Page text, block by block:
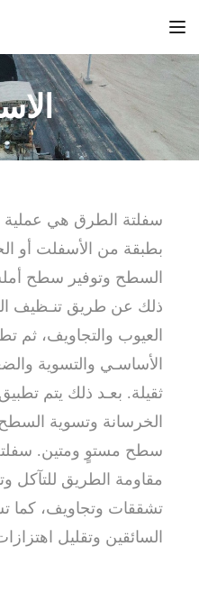
سفلتة الطرق هي
بطبقة من الأسفلت أو
السطح وتوفير سطح
ذلك عن طريق تنـظيف
العيوب والتجاويف، ثم
الأساسـي والتسوية
ثقيلة. بعـد ذلك يتم
الخرسانة وتسوية
سطح مستوٍ ومتين.
مقاومة الطريق للتآكل
تشققات وتجاويف، كما
السائقين وتقليل